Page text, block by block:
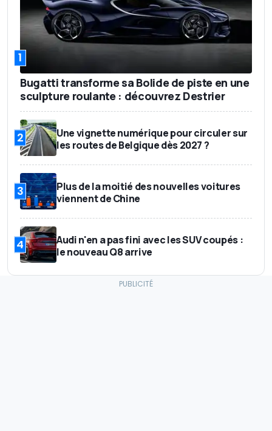
Prix de base
zwischen 30.000 und
33.000 Euro
En vente Mai 2022
1
Bugatti transforme sa Bolide de piste en une
sculpture roulante : découvrez Destrier
2
Une vignette numérique pour circuler sur
les routes de Belgique dès 2027 ?
3
Plus de la moitié des nouvelles voitures
viennent de Chine
4
Audi n'en a pas fini avec les SUV coupés :
le nouveau Q8 arrive